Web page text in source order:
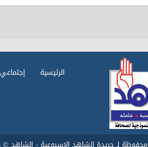
الرئيسية إجتماعي